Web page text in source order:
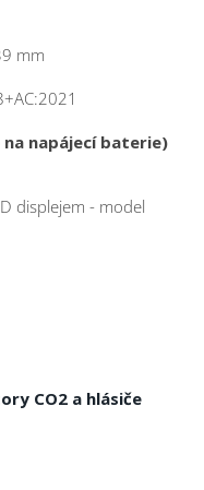
mm
napájecí baterie)
displejem - model
CO2 a hlásiče